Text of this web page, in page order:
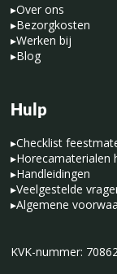
▸Over ons
▸Bezorgkosten
▸Werken bij
▸Blog
Hulp
▸Checklist
▸Horecamaterialen
▸Handleidingen
▸Veelgestelde
▸Algemene
KVK-nummer: